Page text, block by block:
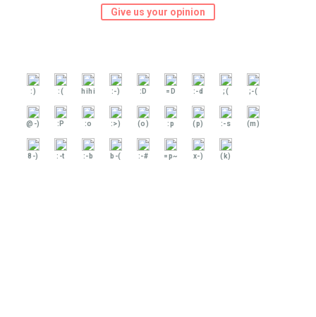
Give us your opinion
:) :( hihi :-) :D =D :-d ;( ;-(
@-) :P :o :>) (o) :p (p) :-s (m)
8-) :-t :-b b-( :-# =p~ x-) (k)